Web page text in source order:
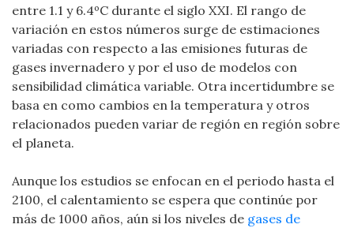
entre 1.1 y 6.4ºC durante el siglo XXI. El rango de
variación en estos números surge de estimaciones
variadas con respecto a las emisiones futuras de
gases invernadero y por el uso de modelos con
sensibilidad climática variable. Otra incertidumbre se
basa en como cambios en la temperatura y otros
relacionados pueden variar de región en región sobre
el planeta.
Aunque los estudios se enfocan en el periodo hasta el
2100, el calentamiento se espera que continúe por
más de 1000 años, aún si los niveles de gases de